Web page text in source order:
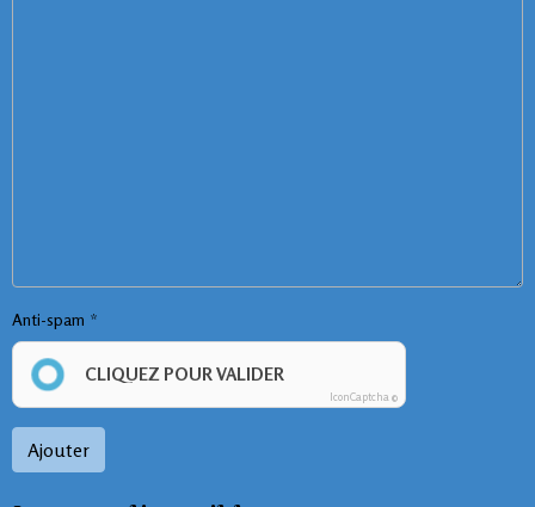
Anti-spam
CLIQUEZ POUR VALIDER
IconCaptcha ©
Ajouter